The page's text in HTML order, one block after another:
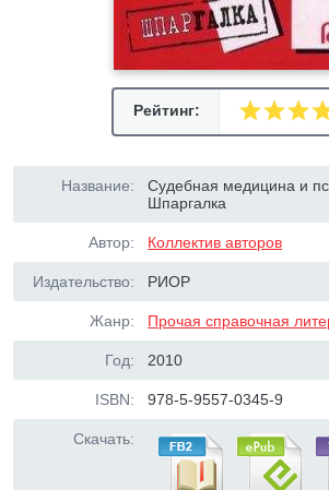
Рейтинг:
Название:
Судебная медицина и
Шпаргалка
Автор: Коллектив авторов
Издательство: РИОР
Жанр: Прочая справочная
Год: 2010
ISBN: 978-5-9557-0345-9
Скачать: